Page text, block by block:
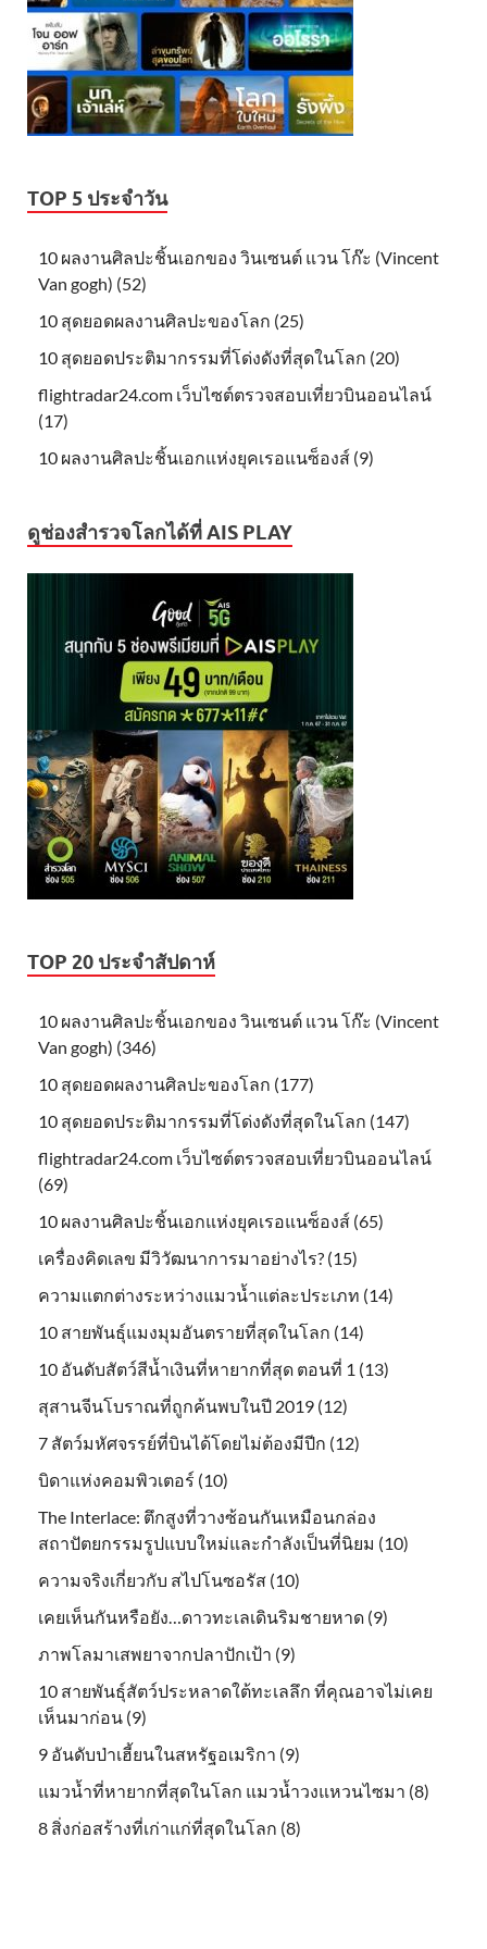
TOP 5 ประจำวัน
10 ผลงานศิลปะชิ้นเอกของ วินเซนต์ แวน โก๊ะ (Vincent
Van gogh) (52)
10 สุดยอดผลงานศิลปะของโลก (25)
10 สุดยอดประติมากรรมที่โด่งดังที่สุดในโลก (20)
flightradar24.com เว็บไซต์ตรวจสอบเที่ยวบินออนไลน์
(17)
10 ผลงานศิลปะชิ้นเอกแห่งยุคเรอแนซ็องส์ (9)
ดูช่องสำรวจโลกได้ที่ AIS PLAY
TOP 20 ประจำสัปดาห์
10 ผลงานศิลปะชิ้นเอกของ วินเซนต์ แวน โก๊ะ (Vincent
Van gogh) (346)
10 สุดยอดผลงานศิลปะของโลก (177)
10 สุดยอดประติมากรรมที่โด่งดังที่สุดในโลก (147)
flightradar24.com เว็บไซต์ตรวจสอบเที่ยวบินออนไลน์
(69)
10 ผลงานศิลปะชิ้นเอกแห่งยุคเรอแนซ็องส์ (65)
เครื่องคิดเลข มีวิวัฒนาการมาอย่างไร? (15)
ความแตกต่างระหว่างแมวน้ำแต่ละประเภท (14)
10 สายพันธุ์แมงมุมอันตรายที่สุดในโลก (14)
10 อันดับสัตว์สีน้ำเงินที่หายากที่สุด ตอนที่ 1 (13)
สุสานจีนโบราณที่ถูกค้นพบในปี 2019 (12)
7 สัตว์มหัศจรรย์ที่บินได้โดยไม่ต้องมีปีก (12)
บิดาแห่งคอมพิวเตอร์ (10)
The Interlace: ตึกสูงที่วางซ้อนกันเหมือนกล่อง
สถาปัตยกรรมรูปแบบใหม่และกำลังเป็นที่นิยม (10)
ความจริงเกี่ยวกับ สไปโนซอรัส (10)
เคยเห็นกันหรือยัง…ดาวทะเลเดินริมชายหาด (9)
ภาพโลมาเสพยาจากปลาปักเป้า (9)
10 สายพันธุ์สัตว์ประหลาดใต้ทะเลลึก ที่คุณอาจไม่เคย
เห็นมาก่อน (9)
9 อันดับป่าเฮี้ยนในสหรัฐอเมริกา (9)
แมวน้ำที่หายากที่สุดในโลก แมวน้ำวงแหวนไซมา (8)
8 สิ่งก่อสร้างที่เก่าแก่ที่สุดในโลก (8)